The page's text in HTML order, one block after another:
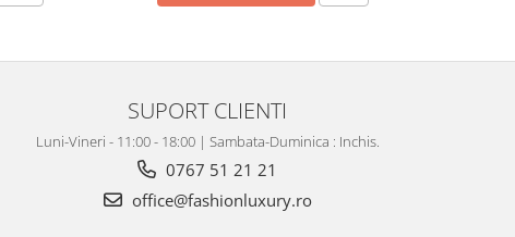
SUPORT CLIENTI
Luni-Vineri - 11:00 - 18:00 | Sambata-Duminica : Inchis.
0767 51 21 21
office@fashionluxury.ro